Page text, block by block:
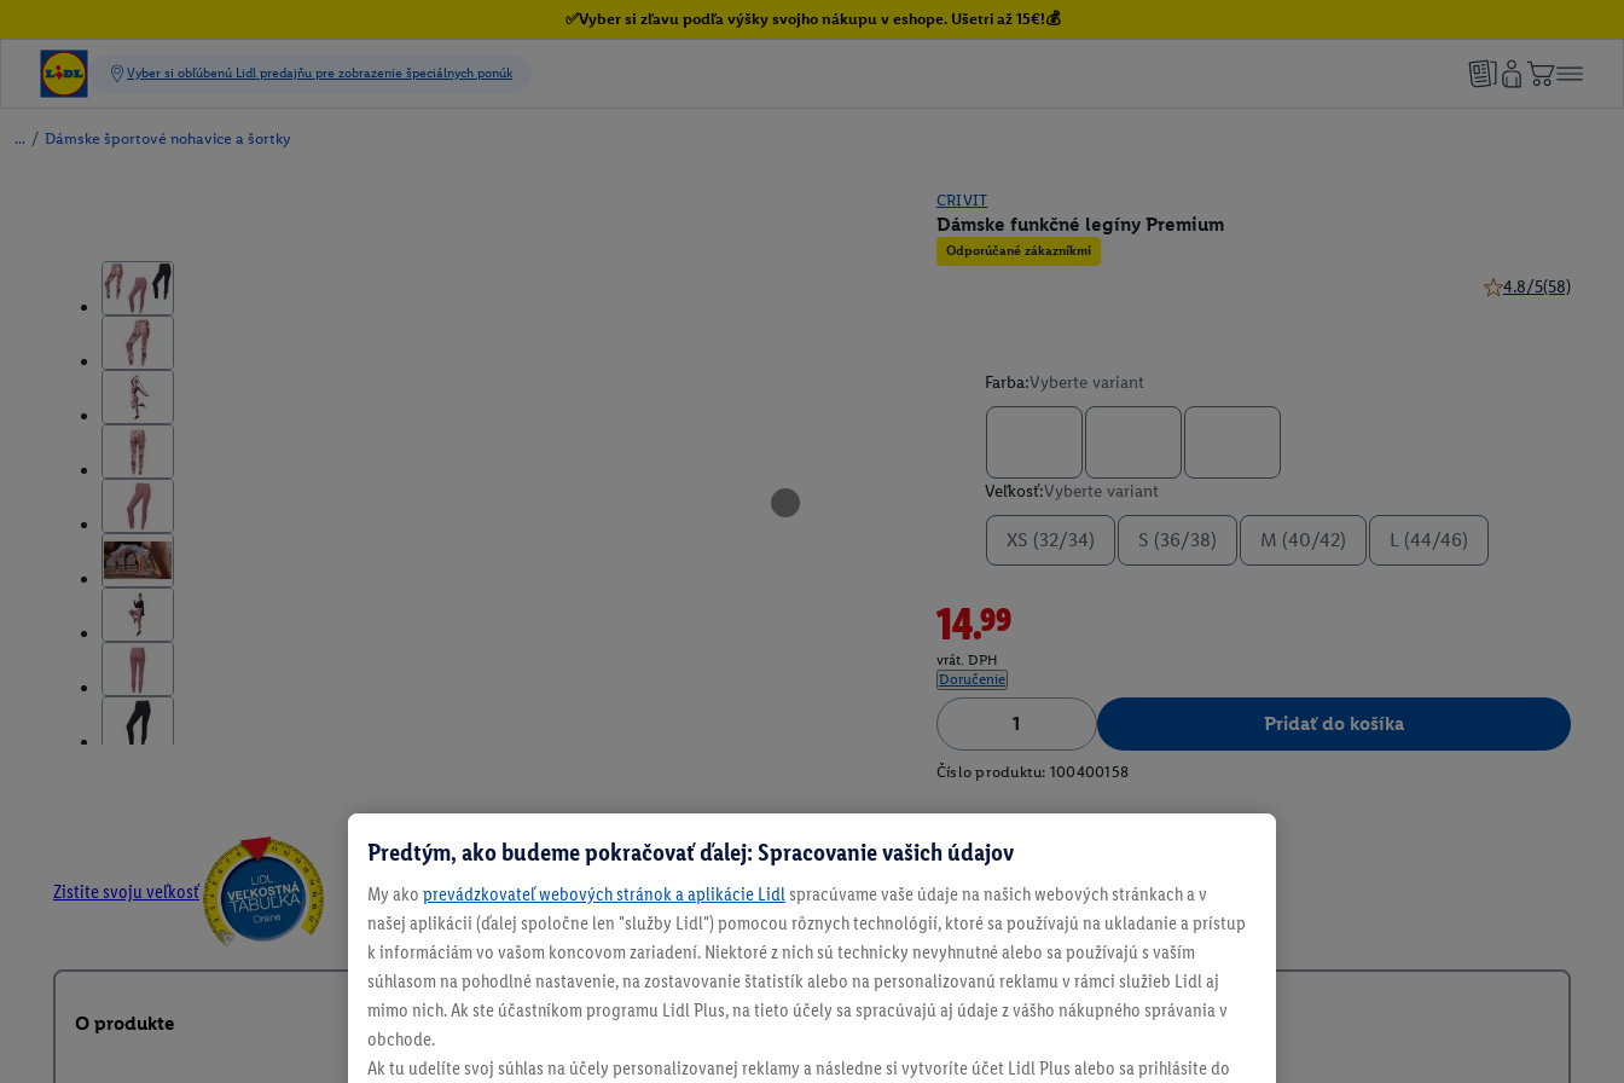
✅Vyber si zľavu podľa výšky svojho nákupu v eshope. Ušetri až 15€!💰
/ Dámske športové nohavice a šortky
CRIVIT
Dámske funkčné legíny Premium
Odporúčané zákazníkmi
4.8/5(58)
Farba:Vyberte variant
Veľkosť:Vyberte variant
XS (32/34) S (36/38) M (40/42) L (44/46)
14.99
vrát. DPH
Doručenie
Pridať do košíka
Číslo produktu: 100400158
Zistite svoju veľkosť
O produkte
Predtým, ako budeme pokračovať ďalej: Spracovanie vašich údajov
My ako prevádzkovateľ webových stránok a aplikácie Lidl spracúvame vaše údaje na našich webových stránkach a v
našej aplikácii (ďalej spoločne len "služby Lidl") pomocou rôznych technológií, ktoré sa používajú na ukladanie a prístup
k informáciám vo vašom koncovom zariadení. Niektoré z nich sú technicky nevyhnutné alebo sa používajú s vaším
súhlasom na pohodlné nastavenie, na zostavovanie štatistík alebo na personalizovanú reklamu v rámci služieb Lidl aj
mimo nich. Ak ste účastníkom programu Lidl Plus, na tieto účely sa spracúvajú aj údaje z vášho nákupného správania v
obchode.
Ak tu udelíte svoj súhlas na účely personalizovanej reklamy a následne si vytvoríte účet Lidl Plus alebo sa prihlásite do